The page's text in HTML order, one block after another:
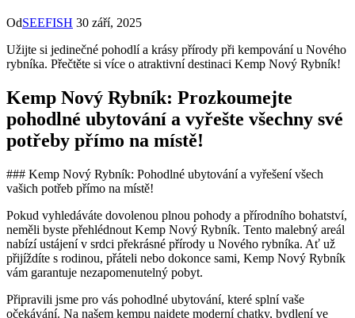
OdSEEFISH 30 září, 2025
Užijte si jedinečné pohodlí a krásy přírody při kempování u Nového
rybníka. Přečtěte si více o atraktivní destinaci Kemp Nový Rybník!
Kemp Nový Rybník: Prozkoumejte
pohodlné ubytování a vyřešte všechny své
potřeby přímo na místě!
### Kemp Nový Rybník: Pohodlné ubytování a vyřešení všech
vašich potřeb přímo na místě!
Pokud vyhledáváte dovolenou plnou pohody a přírodního bohatství,
neměli byste přehlédnout Kemp Nový Rybník. Tento malebný areál
nabízí ustájení v srdci překrásné přírody u Nového rybníka. Ať už
přijíždíte s rodinou, přáteli nebo dokonce sami, Kemp Nový Rybník
vám garantuje nezapomenutelný pobyt.
Připravili jsme pro vás pohodlné ubytování, které splní vaše
očekávání. Na našem kempu najdete moderní chatky, bydlení ve